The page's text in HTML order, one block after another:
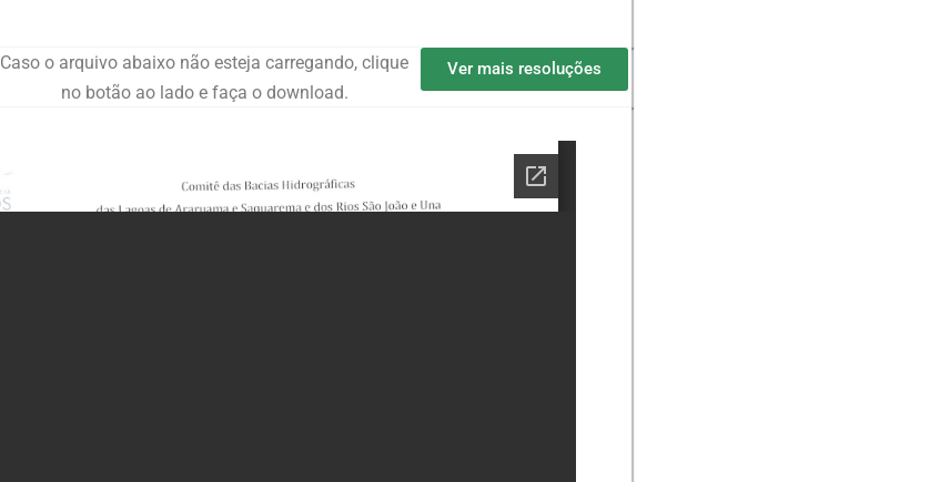
Caso o arquivo abaixo não esteja carregando, clique
no botão ao lado e faça o download.
Ver mais resoluções